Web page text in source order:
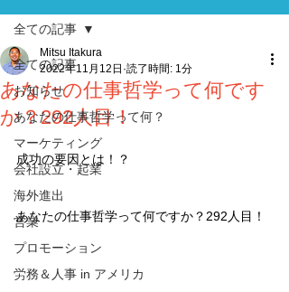
全ての記事
お知らせ
あなたの仕事哲学って何？
マーケティング
会社設立・起業
海外進出
営業
プロモーション
労務＆人事 in アメリカ
全ての記事
あなたの仕事哲学って何です
か？292人目！
Mitsu Itakura
2022年11月12日 読了時間: 1分
成功の要因とは！？
あなたの仕事哲学って何ですか？292人目！